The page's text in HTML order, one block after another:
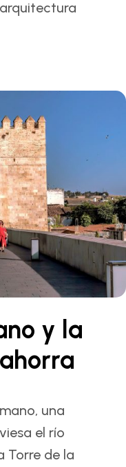
y la
una
el río
Torre de la